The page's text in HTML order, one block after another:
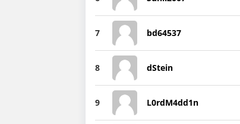
7 bd64537
8 dStein
9 L0rdM4dd1n